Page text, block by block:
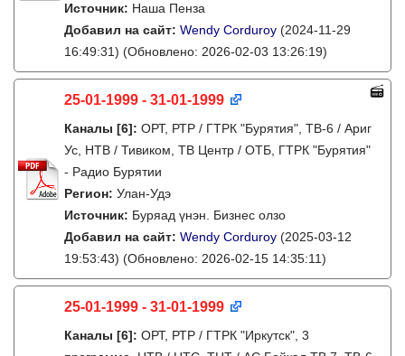
Источник: Наша Пенза
Добавил на сайт: Wendy Corduroy (2024-11-29
16:49:31) (Обновлено: 2026-02-03 13:26:19)
25-01-1999 - 31-01-1999
Каналы [6]: ОРТ, РТР / ГТРК "Бурятия", ТВ-6 / Ариг
Ус, НТВ / Тивиком, ТВ Центр / ОТБ, ГТРК "Бурятия"
- Радио Бурятии
Регион: Улан-Удэ
Источник: Буряад үнэн. Бизнес олзо
Добавил на сайт: Wendy Corduroy (2025-03-12
19:53:43) (Обновлено: 2026-02-15 14:35:11)
25-01-1999 - 31-01-1999
Каналы [6]: ОРТ, РТР / ГТРК "Иркутск", 3